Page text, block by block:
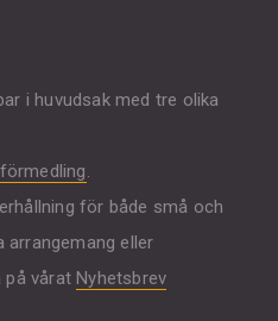
i huvudsak med tre olika
.
för både små och
arrangemang eller
på vårat Nyhetsbrev